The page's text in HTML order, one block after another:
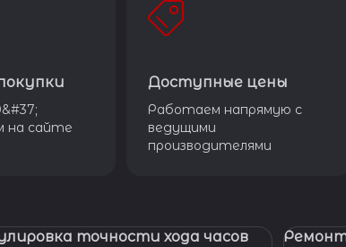
на сайте
Доступные цены
Работаем напрямую с
ведущими
производителями
точности хода часов